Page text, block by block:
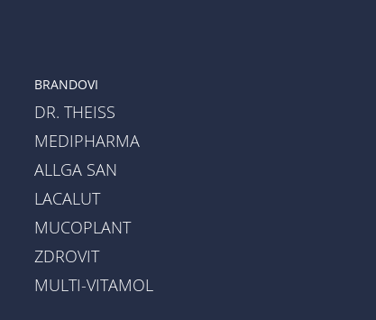
BRANDOVI
DR. THEISS
MEDIPHARMA
ALLGA SAN
LACALUT
MUCOPLANT
ZDROVIT
MULTI-VITAMOL